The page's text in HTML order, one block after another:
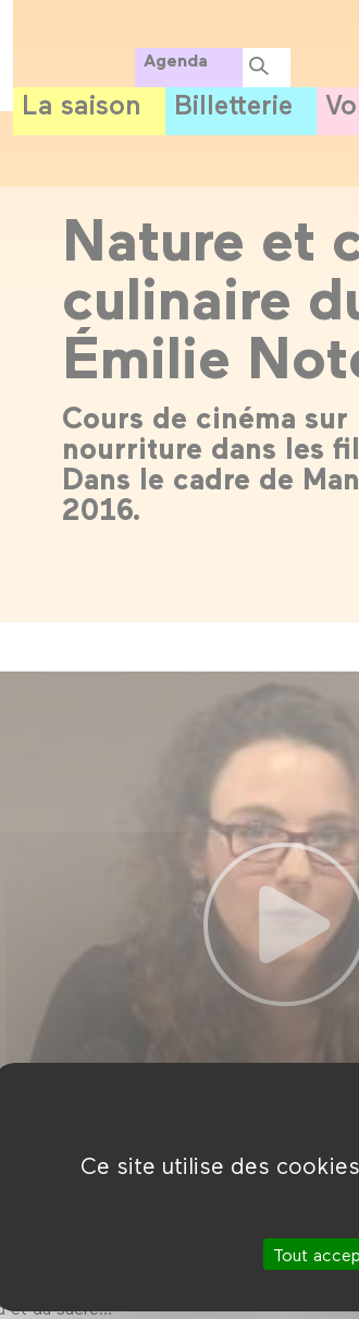
Ce site utilise des
Tout
Agenda
La saison Billetterie
Nature et
culinaire
Émilie
Cours de cinéma
nourriture dans les
Dans le cadre de
2016.
Strauss «La gastronomie établit une
établit plutôt la «bonne
nous vous proposons entrée,
et du sucre…